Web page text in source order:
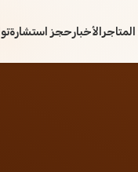
الأخبارحجز استشارة